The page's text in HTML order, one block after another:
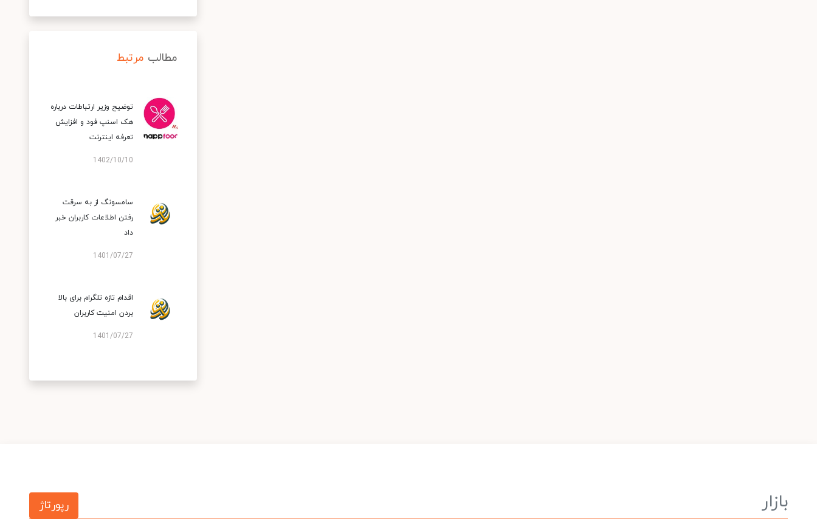
مطالب مرتبط
توضیح وزیر ارتباطات درباره
هک اسنپ‌ فود و افزایش
تعرفه اینترنت
1402/10/10
سامسونگ از به سرقت
رفتن اطلاعات کاربران خبر
داد
1401/07/27
اقدام تازه تلگرام برای بالا
بردن امنیت کاربران
1401/07/27
بازار رپورتاژ